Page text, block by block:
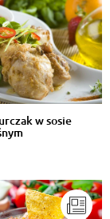
w sosie